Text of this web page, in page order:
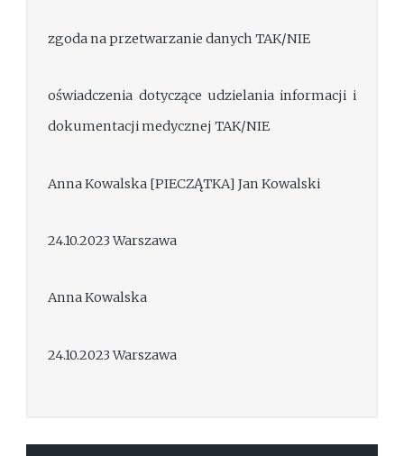
zgoda na przetwarzanie danych TAK/NIE
oświadczenia dotyczące udzielania informacji i
dokumentacji medycznej TAK/NIE
Anna Kowalska [PIECZĄTKA] Jan Kowalski
24.10.2023 Warszawa
Anna Kowalska
24.10.2023 Warszawa